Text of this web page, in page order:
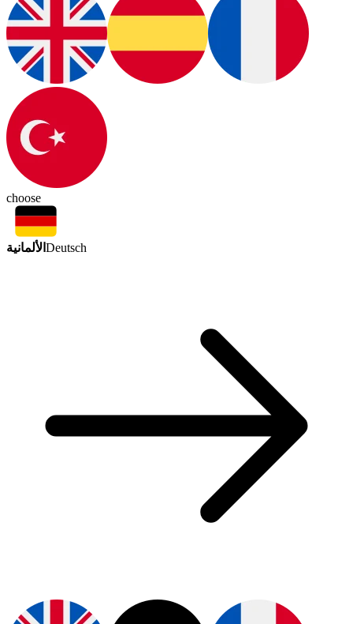
choose
الألمانية Deutsch